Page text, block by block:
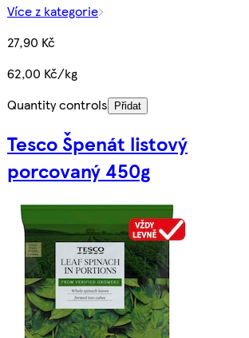
Více z kategorie
27,90 Kč
62,00 Kč/kg
Quantity controls
Přidat
Tesco Špenát listový
porcovaný 450g